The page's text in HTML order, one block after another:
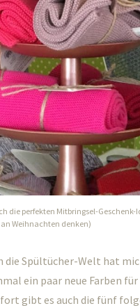
die perfekten Mitbringsel-
Weihnachten denken)
die Spültücher-Welt hat
ein paar neue Farben für
gibt es auch die fünf